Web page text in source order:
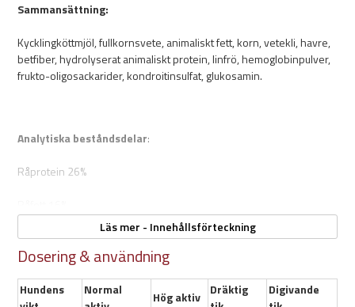
Egenskaper:
Animaliska proteinkällor
- Kyckling
Stärker immunförsvaret
15kg
Sammansättning:
Kycklingköttmjöl, fullkornsvete, animaliskt fett, korn, vetekli, havre,
betfiber, hydrolyserat animaliskt protein, linfrö, hemoglobinpulver,
frukto-oligosackarider, kondroitinsulfat, glukosamin.
Analytiska beståndsdelar:
Råprotein 26%
Kolhydrater (N.F.E) 39%
Läs mer - Innehållsförteckning
Dosering & användning
Hundens
Normal
Hög aktiv
Dräktig
Digivande